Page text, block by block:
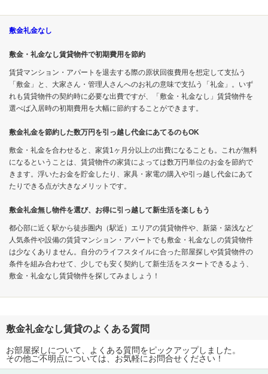
敷金礼金なし
敷金・礼金なし賃貸物件で初期費用を節約
賃貸マンション・アパートを退去する際の原状回復費用を想定して支払う
「敷金」と、大家さん・管理人さんへのお礼の意味で支払う「礼金」。いず
れも賃貸物件の契約時に必要な出費ですが、「敷金・礼金なし」賃貸物件を
選べば入居時の初期費用を大幅に節約することができます。
敷金礼金を節約した数万円を引っ越し代金にあてるのもOK
敷金・礼金を合わせると、家賃1ヶ月分以上の出費になることも。これが無料
になるということは、賃貸物件の家賃によっては数万円単位のお金を節約で
きます。浮いたお金を貯金したり、家具・家電の購入や引っ越し代金にあて
たりできる点が大きなメリットです。
敷金礼金無し物件を選び、お得に引っ越して新生活を楽しもう
都心部に近く駅から徒歩圏内（駅近）エリアの賃貸物件や、新築・築浅など
人気条件や設備の賃貸マンション・アパートでも敷金・礼金なしの賃貸物件
は少なくありません。自分のライフスタイルに合った部屋探しや賃貸物件の
条件を組み合わせて、少しでも安く契約して新生活をスタートできるよう、
敷金・礼金なし賃貸物件を探してみましょう！
敷金礼金なし賃貸のよくある質問
お部屋探しについて、よくある質問をピックアップしました。
その他ご不明点については、お気軽にお問合せください！